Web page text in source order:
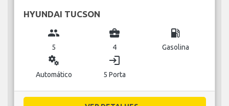
HYUNDAI TUCSON
group
5
business_center
4
local_gas_station
Gasolina
miscellaneous_services
Automático
login
5 Porta